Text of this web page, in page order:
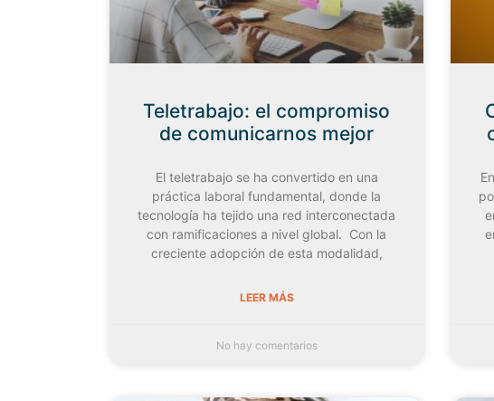
Teletrabajo: el compromiso
de comunicarnos mejor
El teletrabajo se ha convertido en una
práctica laboral fundamental, donde la
tecnología ha tejido una red interconectada
con ramificaciones a nivel global. Con la
creciente adopción de esta modalidad,
LEER MÁS
No hay comentarios